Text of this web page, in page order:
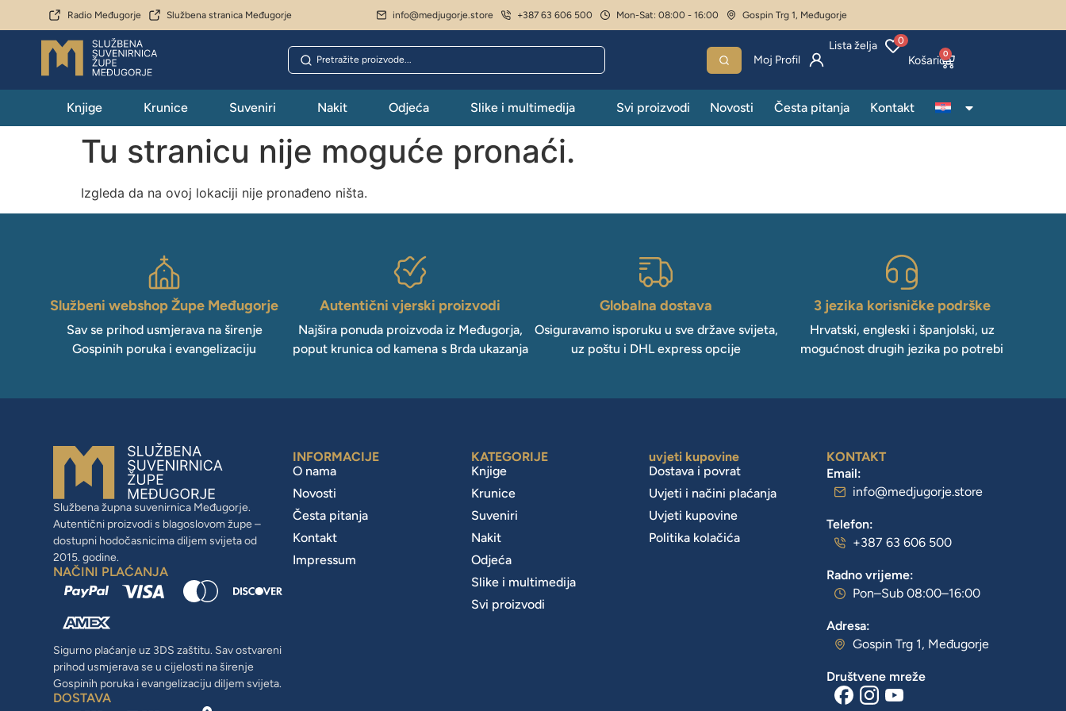
Radio Međugorje Službena stranica Međugorje info@medjugorje.store +387 63 606 500 Mon-Sat: 08:00 - 16:00 Gospin Trg 1, Međugorje
Lista želja 0
Moj Profil 0
Knjige Krunice Suveniri Nakit Odjeća Slike i multimedija Svi proizvodi Novosti Česta pitanja Kontakt
Tu stranicu nije moguće pronaći.
Izgleda da na ovoj lokaciji nije pronađeno ništa.
Službeni webshop Župe Međugorje
Sav se prihod usmjerava na širenje
Gospinih poruka i evangelizaciju
Autentični vjerski proizvodi
Najšira ponuda proizvoda iz Međugorja,
poput krunica od kamena s Brda ukazanja
Globalna dostava
Osiguravamo isporuku u sve države svijeta,
uz poštu i DHL express opcije
3 jezika korisničke podrške
Hrvatski, engleski i španjolski, uz
mogućnost drugih jezika po potrebi
Službena župna suvenirnica Međugorje.
Autentični proizvodi s blagoslovom župe –
dostupni hodočasnicima diljem svijeta od
2015. godine.
NAČINI PLAĆANJA
Sigurno plaćanje uz 3DS zaštitu. Sav ostvareni
prihod usmjerava se u cijelosti na širenje
Gospinih poruka i evangelizaciju diljem svijeta.
DOSTAVA
INFORMACIJE
O nama
Novosti
Česta pitanja
Kontakt
Impressum
KATEGORIJE
Knjige
Krunice
Suveniri
Nakit
Odjeća
Slike i multimedija
Svi proizvodi
uvjeti kupovine
Dostava i povrat
Uvjeti i načini plaćanja
Uvjeti kupovine
Politika kolačića
KONTAKT
Email:
info@medjugorje.store
Telefon:
+387 63 606 500
Radno vrijeme:
Pon–Sub 08:00–16:00
Adresa:
Gospin Trg 1, Međugorje
Društvene mreže